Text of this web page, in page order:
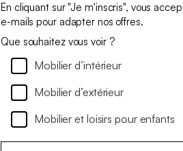
En cliquant sur "Je m'inscris", vous
e-mails pour adapter nos offres.
Que souhaitez vous voir ?
Mobilier d’intérieur
Mobilier d’extérieur
Mobilier et loisirs pour enfants